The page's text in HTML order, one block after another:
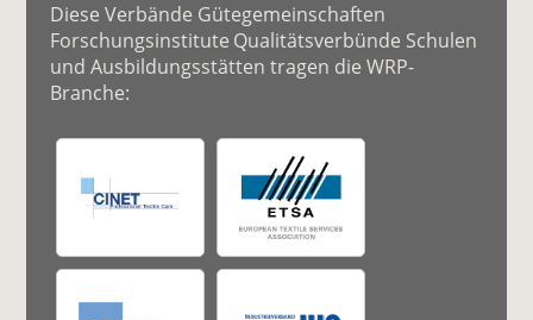
Diese Verbände Gütegemeinschaften
Forschungsinstitute Qualitätsverbünde Schulen
und Ausbildungsstätten tragen die WRP-
Branche: